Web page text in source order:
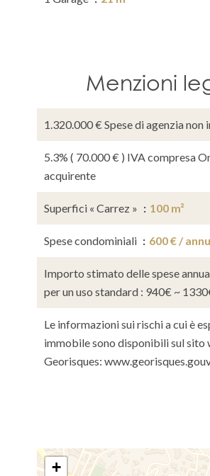
Menzioni
1.320.000 € Spese di agenzia non
5.3% ( 70.000 € ) IVA compresa
acquirente
Superfici « Carrez » 100 m²
Spese condominiali 600 € /
Importo stimato delle spese
per un uso standard : 940€ ~
Le informazioni sui rischi a cui è
immobile sono disponibili sul sito
Georisques:
+